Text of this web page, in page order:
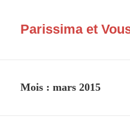
Parissima et
Mois :mars 2015